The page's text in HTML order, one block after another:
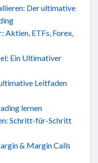
Der ultimative
ETFs, Forex,
Ein Ultimativer
Leitfaden
lernen
Schritt-für-Schritt
& Margin Calls